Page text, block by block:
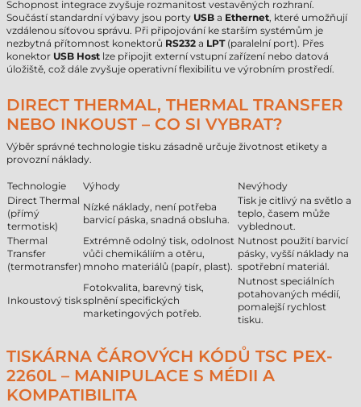
Schopnost integrace zvyšuje rozmanitost vestavěných rozhraní.
Součástí standardní výbavy jsou porty USB a Ethernet, které umožňují
vzdálenou síťovou správu. Při připojování ke starším systémům je
nezbytná přítomnost konektorů RS232 a LPT(paralelní port). Přes
konektor USB Host lze připojit externí vstupní zařízení nebo datová
úložiště, což dále zvyšuje operativní flexibilitu ve výrobním prostředí.
DIRECT THERMAL, THERMAL TRANSFER
NEBO INKOUST – CO SI VYBRAT?
Výběr správné technologie tisku zásadně určuje životnost etikety a
provozní náklady.
Technologie Výhody
Nevýhody
Direct Thermal
(přímý
termotisk)
Nízké náklady, není potřeba
barvicí páska, snadná obsluha.
Tisk je citlivý na světlo a
teplo, časem může
vyblednout.
Thermal
Transfer
(termotransfer)
Extrémně odolný tisk, odolnost
vůči chemikáliím a otěru,
mnoho materiálů (papír, plast).
Nutnost použití barvicí
pásky, vyšší náklady na
spotřební materiál.
Inkoustový tisk
Fotokvalita, barevný tisk,
splnění specifických
marketingových potřeb.
Nutnost speciálních
potahovaných médií,
pomalejší rychlost
tisku.
TISKÁRNA ČÁROVÝCH KÓDŮ TSC PEX-
2260L – MANIPULACE S MÉDII A
KOMPATIBILITA